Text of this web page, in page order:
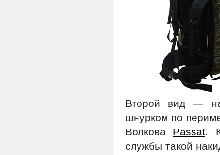
Второй вид —
шнурком по
Волкова Passat.
службы такой